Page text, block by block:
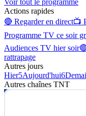
Actions rapides
🔴 Regarder en direct📺
Programme TV ce soir
Audiences TV hier soir
rattrapage
Autres jours
Hier5Aujourd'hui6
Autres chaînes TNT